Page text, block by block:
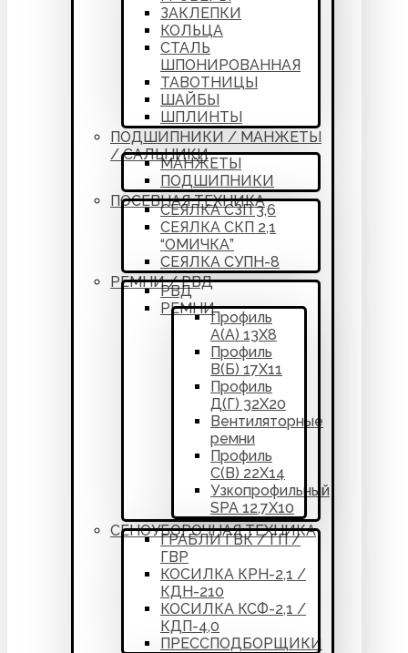
ЗАКЛЕПКИ
КОЛЬЦА
СТАЛЬ
ШПОНИРОВАННАЯ
ТАВОТНИЦЫ
ШАЙБЫ
ШПЛИНТЫ
ПОДШИПНИКИ / МАНЖЕТЫ
/ САЛЬНИКИ
МАНЖЕТЫ
ПОДШИПНИКИ
ПОСЕВНАЯ ТЕХНИКА
СЕЯЛКА СЗП 3,6
СЕЯЛКА СКП 2,1
“ОМИЧКА”
СЕЯЛКА СУПН-8
РЕМНИ / РВД
РВД
РЕМНИ
Профиль
А(А) 13Х8
Профиль
В(Б) 17Х11
Профиль
Д(Г) 32Х20
Вентиляторные
ремни
Профиль
С(В) 22Х14
Узкопрофильный
SPA 12,7Х10
СЕНОУБОРОЧНАЯ ТЕХНИКА
ГРАБЛИ ГВК / ГП /
ГВР
КОСИЛКА КРН-2,1 /
КДН-210
КОСИЛКА КСФ-2,1 /
КДП-4,0
ПРЕССПОДБОРЩИКИ